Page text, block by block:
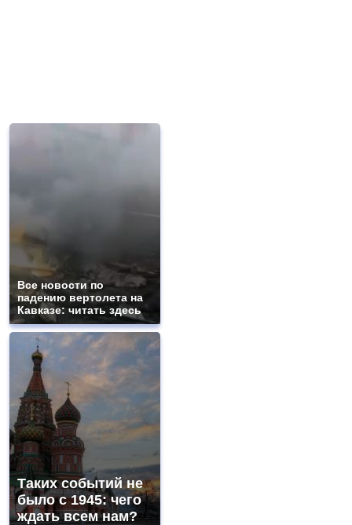
Все новости по
падению вертолета на
Кавказе: читать здесь
Таких событий не
было с 1945: чего
ждать всем нам?